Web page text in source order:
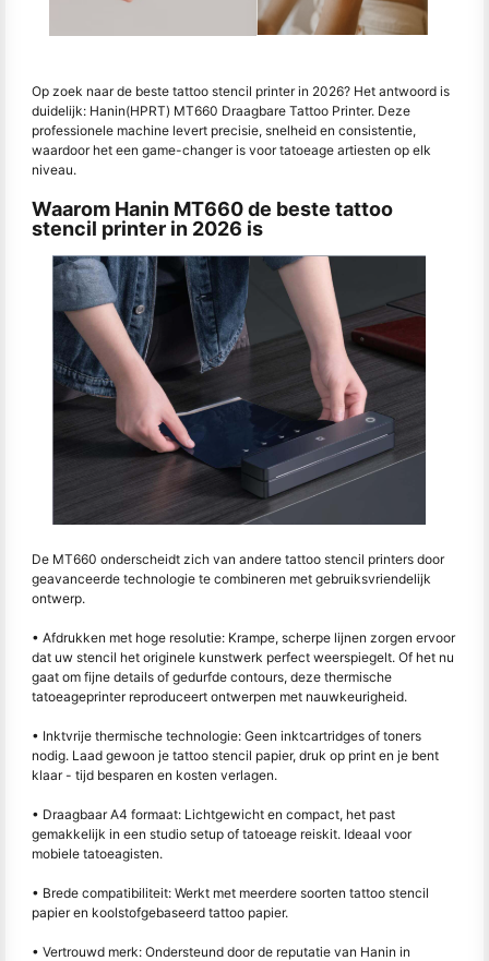
Op zoek naar de beste tattoo stencil printer in 2026? Het antwoord is
duidelijk: Hanin(HPRT) MT660 Draagbare Tattoo Printer. Deze
professionele machine levert precisie, snelheid en consistentie,
waardoor het een game-changer is voor tatoeage artiesten op elk
niveau.
Waarom Hanin MT660 de beste tattoo
stencil printer in 2026 is
De MT660 onderscheidt zich van andere tattoo stencil printers door
geavanceerde technologie te combineren met gebruiksvriendelijk
ontwerp.
• Afdrukken met hoge resolutie: Krampe, scherpe lijnen zorgen ervoor
dat uw stencil het originele kunstwerk perfect weerspiegelt. Of het nu
gaat om fijne details of gedurfde contours, deze thermische
tatoeageprinter reproduceert ontwerpen met nauwkeurigheid.
• Inktvrije thermische technologie: Geen inktcartridges of toners
nodig. Laad gewoon je tattoo stencil papier, druk op print en je bent
klaar - tijd besparen en kosten verlagen.
• Draagbaar A4 formaat: Lichtgewicht en compact, het past
gemakkelijk in een studio setup of tatoeage reiskit. Ideaal voor
mobiele tatoeagisten.
• Brede compatibiliteit: Werkt met meerdere soorten tattoo stencil
papier en koolstofgebaseerd tattoo papier.
• Vertrouwd merk: Ondersteund door de reputatie van Hanin in